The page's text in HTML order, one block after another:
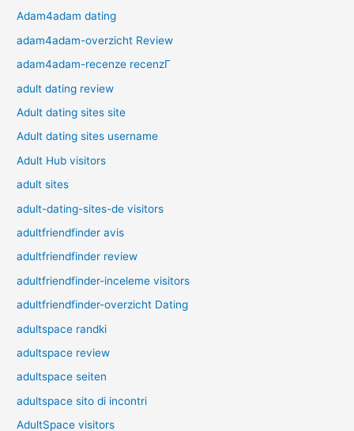
Adam4adam dating
adam4adam-overzicht Review
adam4adam-recenze recenzГ­
adult dating review
Adult dating sites site
Adult dating sites username
Adult Hub visitors
adult sites
adult-dating-sites-de visitors
adultfriendfinder avis
adultfriendfinder review
adultfriendfinder-inceleme visitors
adultfriendfinder-overzicht Dating
adultspace randki
adultspace review
adultspace seiten
adultspace sito di incontri
AdultSpace visitors